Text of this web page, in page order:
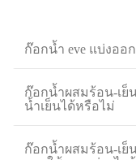
ก๊อกน้ำ eve แบ่งออ
ก๊อกน้ำผสมร้อน-เย็
น้ำเย็นได้หรือไม่
ก๊อกน้ำผสมร้อน-เ